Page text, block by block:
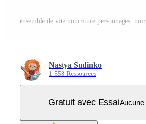
Nastya Sudinko
1 558 Ressources
Gratuit avec EssaiAucune